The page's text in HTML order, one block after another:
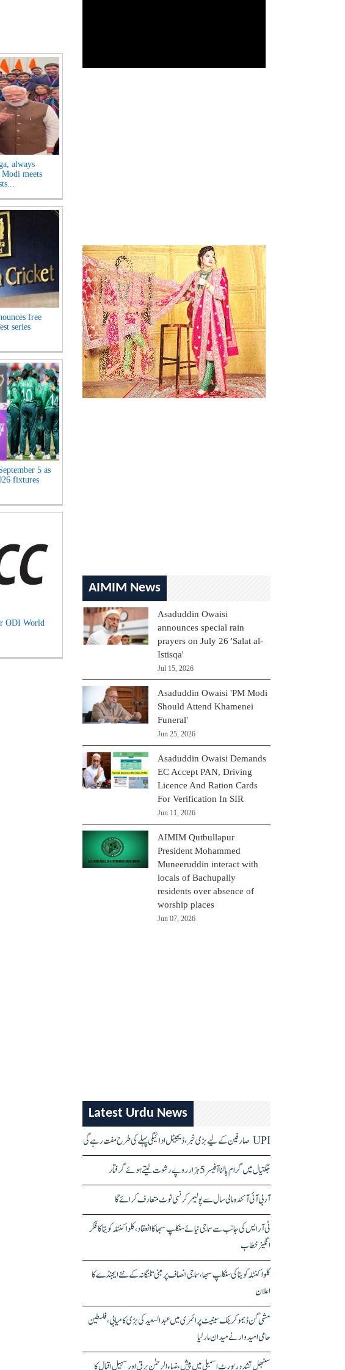
always
meets
free
series
5 as
fixtures
ODI World
AIMIM News
Asaduddin Owaisi
announces special rain
prayers on July 26 'Salat al-
Istisqa'
Jul 15, 2026
Asaduddin Owaisi 'PM Modi
Should Attend Khamenei
Funeral'
Jun 25, 2026
Asaduddin Owaisi Demands
EC Accept PAN, Driving
Licence And Ration Cards
For Verification In SIR
Jun 11, 2026
AIMIM Qutbullapur
President Mohammed
Muneeruddin interact with
locals of Bachupally
residents over absence of
worship places
Jun 07, 2026
Latest Urdu News
UPI صارفین کے لیے بڑی خبر، ڈیجیٹل ادائیگی پہلے کی طرح مفت رہے گی
جگتیال میں گرام پالنا آفیسر 5 ہزار روپے رشوت لیتے ہوئے گرفتار
آر بی آئی آئندہ مالی سال سے پولیمر کرنسی نوٹ متعارف کرائے گا
ٹی آر ایس کی جانب سے سماجی نیائے سنکلپ سبھا کا انعقاد، کلواکنٹلہ کویتا کا فکر
انگیز خطاب
کلواکنٹلہ کویتا کی سنکلپ سبھا، سماجی انصاف پر مبنی تلنگانہ کے نئے ایجنڈے کا
اعلان
مشی گن ڈیموکریٹک سینیٹ پرائمری میں عبدالسعید کی بڑی کامیابی، فلسطین
حامی امیدوار نے میدان مار لیا
سنبھل تشدد رپورٹ اسمبلی میں پیش، ضیاء الرحمٰن برق اور سہیل اقبال کا